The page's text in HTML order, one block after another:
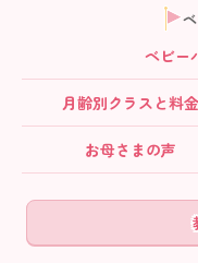
ベビー
月齢別クラス と料金
お母さまの声